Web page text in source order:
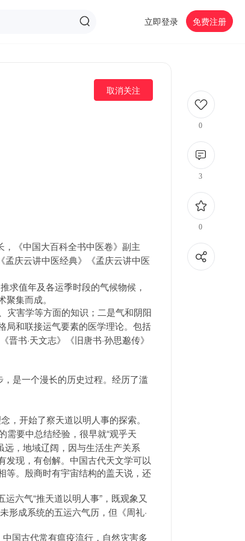
立即登录 免费注册
取消关注
《中国大百科全书中医卷》副主
孟庆云讲中医经典》《孟庆云讲中医
求值年及各运季时段的气候物候，
集而成。
灾害学等方面的知识；二是气和阴阳
局和联接运气要素的医学理论。包括
晋书·天文志》《旧唐书·孙思邈传》
是一个漫长的历史过程。经历了滥
，开始了察天道以明人事的探索。
需要中总结经验，很早就“观乎天
远，地域辽阔，因与生活生产关系
发现，有创解。中国古代天文学可以
等。殷商时有宇宙结构的盖天说，还
六气“推天道以明人事”，既观象又
形成系统的五运六气历，但《周礼·
国古代常有瘟疫流行，自然灾害多
0
3
0